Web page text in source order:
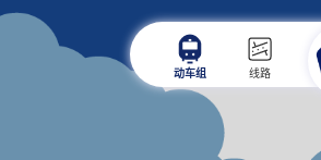
动车组 线路